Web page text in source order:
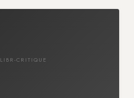
LIBR-CRITIQUE